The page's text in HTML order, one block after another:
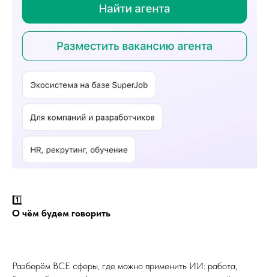
1️⃣
О чём будем говорить
Разберём ВСЕ сферы, где можно применить ИИ: работа,